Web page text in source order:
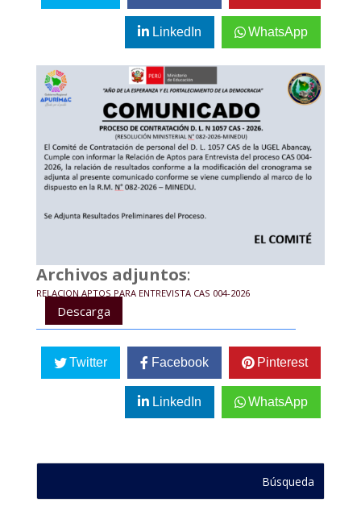
LinkedIn WhatsApp
Archivos adjuntos:
RELACION APTOS PARA ENTREVISTA CAS 004-2026
Descarga
Twitter Facebook Pinterest
LinkedIn WhatsApp